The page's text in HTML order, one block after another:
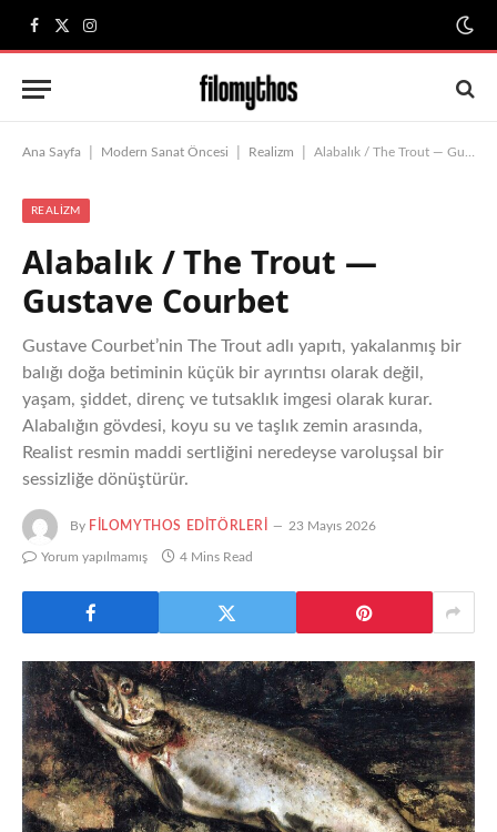
Facebook
X
(Twitter)
Instagram
Ana Sayfa Modern Sanat Öncesi Realizm Alabalık / The Trout — Gustave Courbet
REALIZM
Alabalık / The Trout —
Gustave Courbet
Gustave Courbet’nin The Trout adlı yapıtı, yakalanmış bir
balığı doğa betiminin küçük bir ayrıntısı olarak değil,
yaşam, şiddet, direnç ve tutsaklık imgesi olarak kurar.
Alabalığın gövdesi, koyu su ve taşlık zemin arasında,
Realist resmin maddi sertliğini neredeyse varoluşsal bir
sessizliğe dönüştürür.
By FILOMYTHOS EDITÖRLERI 23 Mayıs 2026
Yorum yapılmamış 4 Mins Read